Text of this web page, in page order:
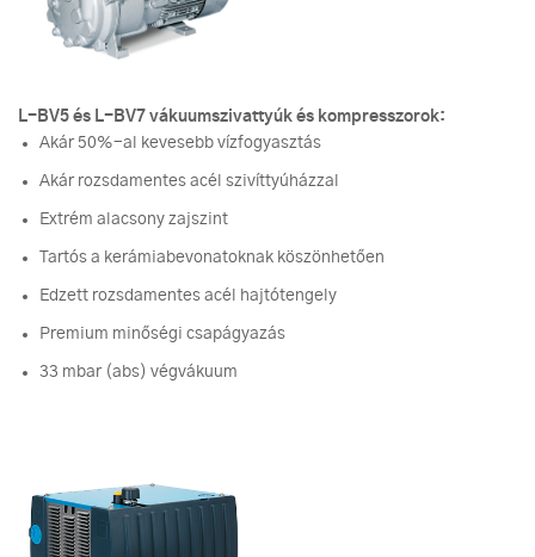
L-BV5 és L-BV7 vákuumszivattyúk és kompresszorok:
Akár 50%-al kevesebb vízfogyasztás
Akár rozsdamentes acél szivíttyúházzal
Extrém alacsony zajszint
Tartós a kerámiabevonatoknak köszönhetően
Edzett rozsdamentes acél hajtótengely
Premium minőségi csapágyazás
33 mbar (abs) végvákuum